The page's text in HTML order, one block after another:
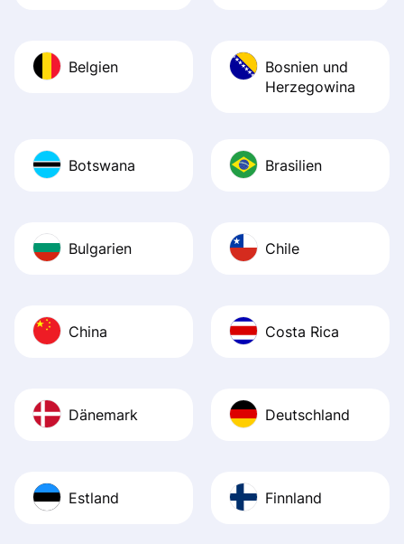
Belgien
Bosnien und
Herzegowina
Botswana Brasilien
Bulgarien Chile
China Costa Rica
Dänemark Deutschland
Estland Finnland